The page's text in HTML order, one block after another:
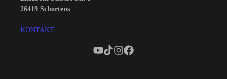
26419 Schortens
KONTAKT